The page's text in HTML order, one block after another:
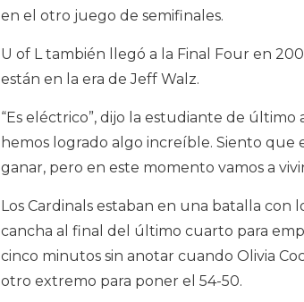
en el otro juego de semifinales.
U of L también llegó a la Final Four en
están en la era de Jeff Walz.
“Es eléctrico”, dijo la estudiante de
hemos logrado algo increíble. Siento
ganar, pero en este momento vamos a
Los Cardinals estaban en una batalla
cancha al final del último cuarto para
cinco minutos sin anotar cuando Olivia
otro extremo para poner el 54-50.